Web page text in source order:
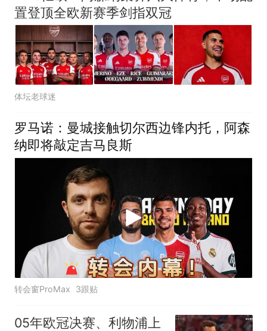
置登顶全欧新赛季剑指双冠
体坛老球迷
罗马诺：曼城接触切尔西边锋内托，阿森
纳即将敲定吉马良斯
转会窗ProMax 3跟贴
05年欧冠决赛、利物浦上